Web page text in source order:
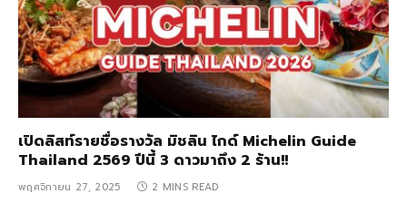
เปิดลิสท์รายชื่อรางวัล มิชลิน ไกด์ Michelin Guide
Thailand 2569 ปีนี้ 3 ดาวมาถึง 2 ร้าน!!
พฤศจิกายน 27, 2025 2 MINS READ